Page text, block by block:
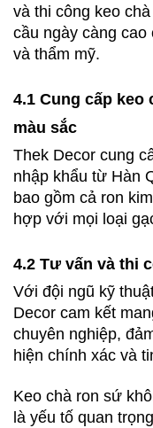
và thi công keo
cầu ngày càng
và thẩm mỹ.
4.1 Cung cấp keo
màu sắc
Thek Decor cung
nhập khẩu từ Hàn
bao gồm cả ron
hợp với mọi loại
4.2 Tư vấn và thi
Với đội ngũ kỹ
Decor cam kết
chuyên nghiệp,
hiện chính xác và
Keo chà ron sứ
là yếu tố quan